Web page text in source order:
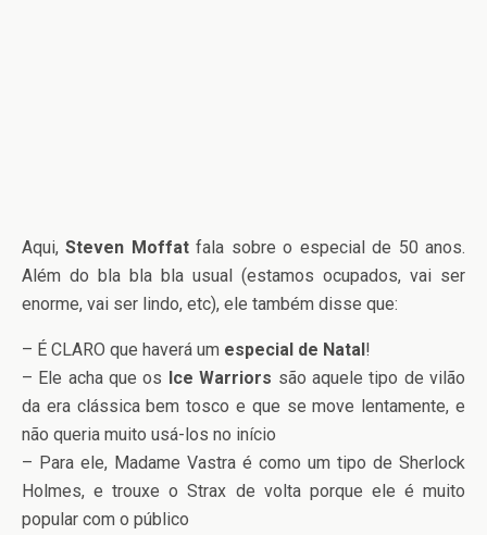
Aqui,Steven Moffatfala sobre o especial de 50 anos.
Além do bla bla bla usual (estamos ocupados, vai ser
enorme, vai ser lindo, etc), ele também disse que:
– É CLARO que haverá um especial de Natal!
– Ele acha que os Ice Warriors são aquele tipo de vilão
da era clássica bem tosco e que se move lentamente, e
não queria muito usá-los no início
– Para ele, Madame Vastra é como um tipo de Sherlock
Holmes, e trouxe o Strax de volta porque ele é muito
popular com o público